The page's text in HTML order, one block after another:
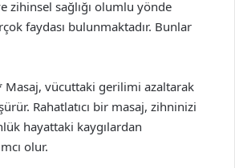
zihinsel sağlığı olumlu yönde
faydası bulunmaktadır. Bunlar
vücuttaki gerilimi azaltarak
Rahatlatıcı bir masaj, zihninizi
hayattaki kaygılardan
olur.